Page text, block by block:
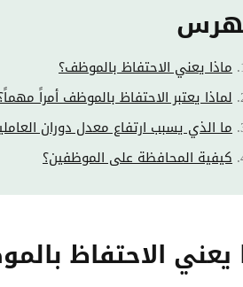
ماذا يعني الاحتفاظ بالموظف؟
لماذا يعتبر الاحتفاظ بالموظف أمراً
ما الذي يسبب ارتفاع معدل دوران
كيفية المحافظة على الموظفين؟
يعني الاحتفاظ